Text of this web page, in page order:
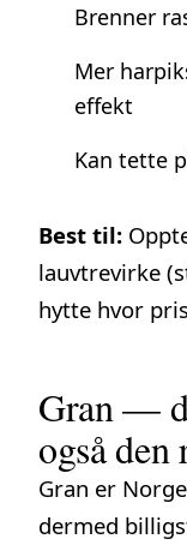
Brenner
Mer
effekt
Kan tette
Best til:
lauvtrevirke
hytte hvor
Gran —
også den
Gran er
dermed